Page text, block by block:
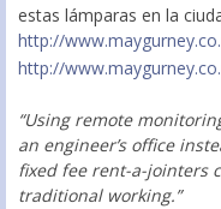
estas lámparas en la
http://
http://
“Using remote
an engineer’s office
fixed fee rent-a-jointers
traditional working.”